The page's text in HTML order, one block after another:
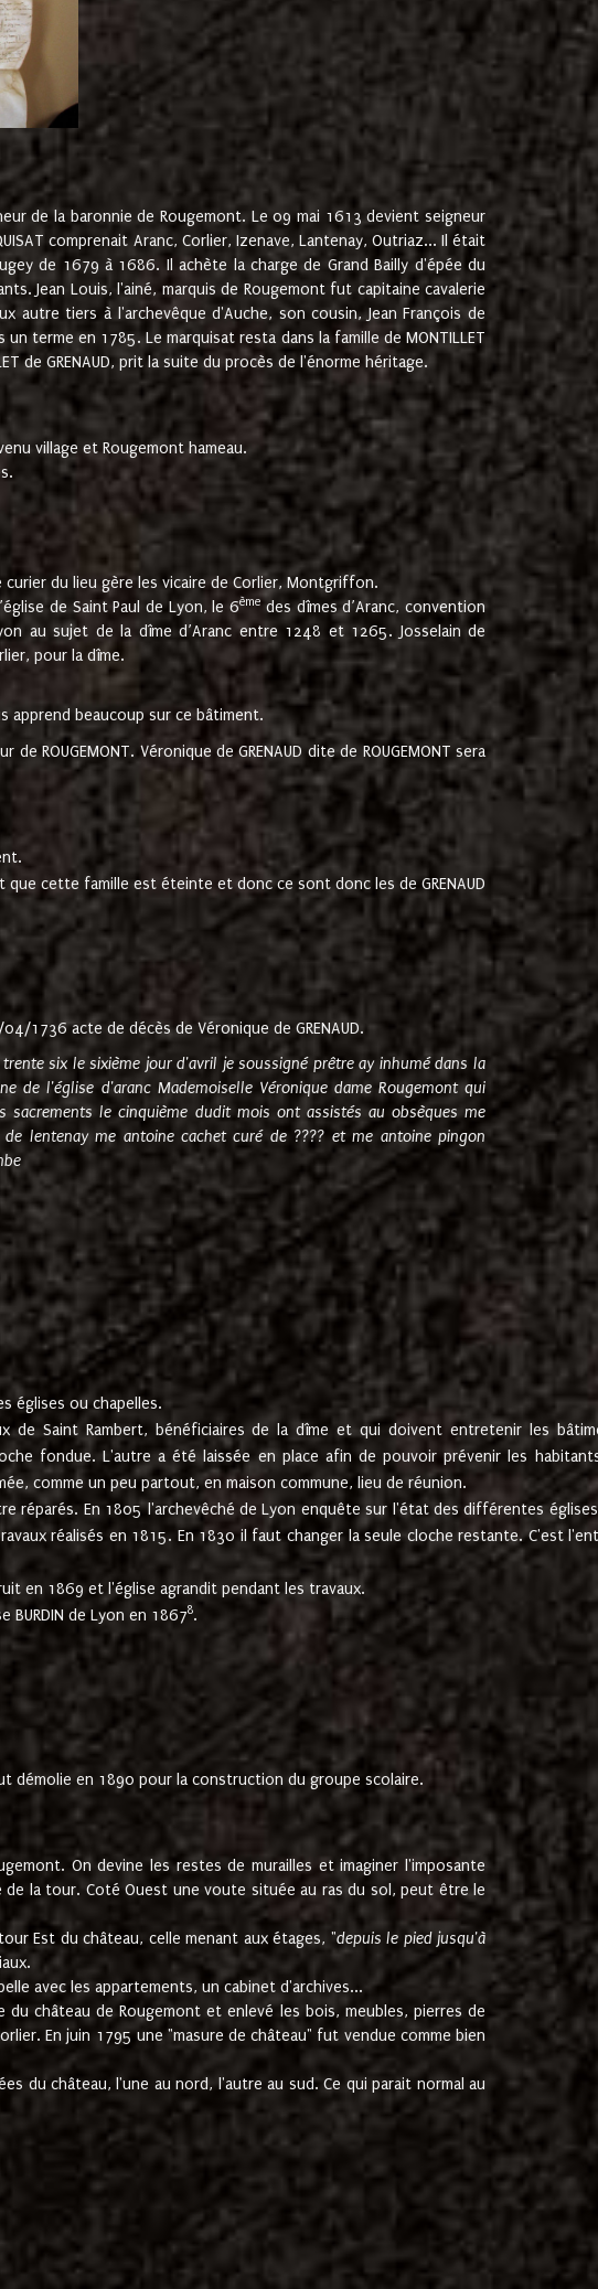
de la baronnie de Rougemont. Le 09 mai 1613 devient seigneur
comprenait Aranc, Corlier, Izenave, Lantenay, Outriaz... Il était
de 1679 à 1686. Il achète la charge de Grand Bailly d'épée du
Jean Louis, l'ainé, marquis de Rougemont fut capitaine cavalerie
tiers à l'archevêque d'Auche, son cousin, Jean François de
terme en 1785. Le marquisat resta dans la famille de MONTILLET
de GRENAUD, prit la suite du procès de l'énorme héritage.
village et Rougemont hameau.
du lieu gère les vicaire de Corlier, Montgriffon.
de Saint Paul de Lyon, le 6ème des dîmes d’Aranc, convention
au sujet de la dîme d’Aranc entre 1248 et 1265. Josselain de
pour la dîme.
beaucoup sur ce bâtiment.
Véronique de GRENAUD dite de ROUGEMONT sera
que cette famille est éteinte et donc ce sont donc les de GRENAUD
1736 acte de décès de Véronique de GRENAUD.
six le sixième jour d'avril je soussigné prêtre ay inhumé dans la
de l'église d'aranc Mademoiselle Véronique dame Rougemont qui
sacrements le cinquième dudit mois ont assistés au obsèques me
lentenay me antoine cachet curé de ???? et me antoine pingon
églises ou chapelles.
de Saint Rambert, bénéficiaires de la dîme et qui doivent entretenir les
fondue. L'autre a été laissée en place afin de pouvoir prévenir les
comme un peu partout, en maison commune, lieu de réunion.
réparés. En 1805 l'archevêché de Lyon enquête sur l'état des différentes
réalisés en 1815. En 1830 il faut changer la seule cloche restante. C'est
en 1869 et l'église agrandit pendant les travaux.
de Lyon en 18678.
démolie en 1890 pour la construction du groupe scolaire.
On devine les restes de murailles et imaginer l'imposante
la tour. Coté Ouest une voute située au ras du sol, peut être le
Est du château, celle menant aux étages, "depuis le pied jusqu'à
avec les appartements, un cabinet d'archives...
château de Rougemont et enlevé les bois, meubles, pierres de
En juin 1795 une "masure de château" fut vendue comme bien
du château, l'une au nord, l'autre au sud. Ce qui parait normal au